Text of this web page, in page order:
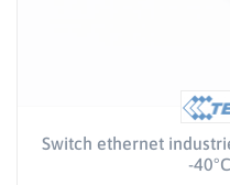
Switch ethernet
-